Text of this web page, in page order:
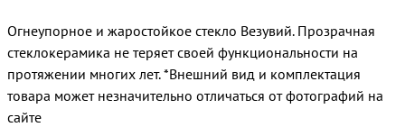
Огнеупорное и жаростойкое стекло Везувий. Прозрачная
стеклокерамика не теряет своей функциональности на
протяжении многих лет. *Внешний вид и комплектация
товара может незначительно отличаться от фотографий на
сайте